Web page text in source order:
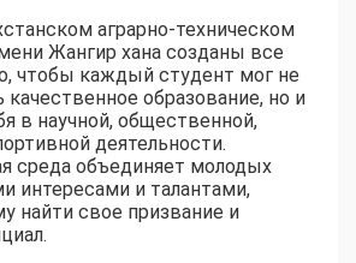
аграрно-техническом
Жангир хана созданы все
чтобы каждый студент мог не
качественное образование, но и
в научной, общественной,
деятельности.
среда объединяет молодых
интересами и талантами,
найти свое призвание и